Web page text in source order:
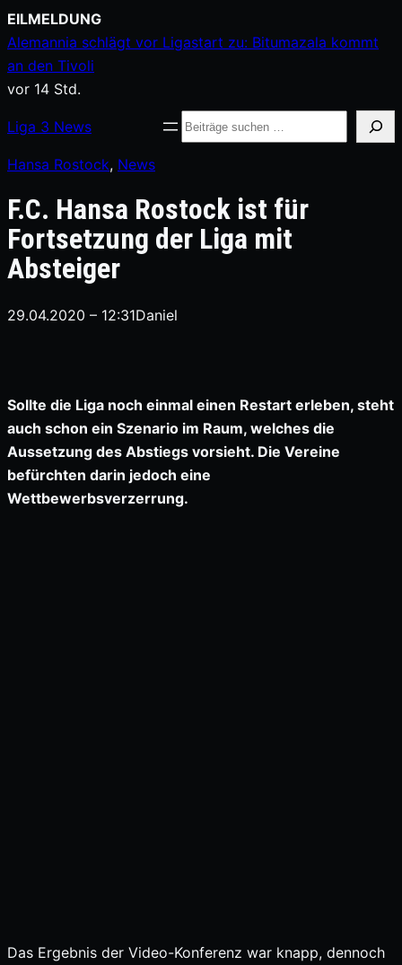
Zum
Inhalt
springen
EILMELDUNG
Alemannia schlägt vor Ligastart zu: Bitumazala kommt
an den Tivoli
vor 14 Std.
Liga 3 News Suche
Hansa Rostock, News
F.C. Hansa Rostock ist für
Fortsetzung der Liga mit
Absteiger
29.04.2020 – 12:31Daniel
Sollte die Liga noch einmal einen Restart erleben, steht
auch schon ein Szenario im Raum, welches die
Aussetzung des Abstiegs vorsieht. Die Vereine
befürchten darin jedoch eine
Wettbewerbsverzerrung.
Das Ergebnis der Video-Konferenz war knapp, dennoch